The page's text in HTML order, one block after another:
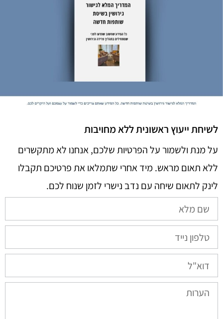
לשיחת ייעוץ ראשונית ללא מחויבות
על מנת ולשמור על הפרטיות שלכם, אנחנו לא מתקשרים
ללא תאום מראש. מיד אחרי שתמלאו את פרטיכם תקבלו
לינק לתאום שיחה עם נדב נישרי לזמן שנוח לכם.​